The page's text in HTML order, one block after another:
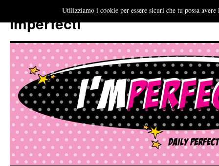
Imperfecti
Utilizziamo i cookie per essere sicuri che tu possa